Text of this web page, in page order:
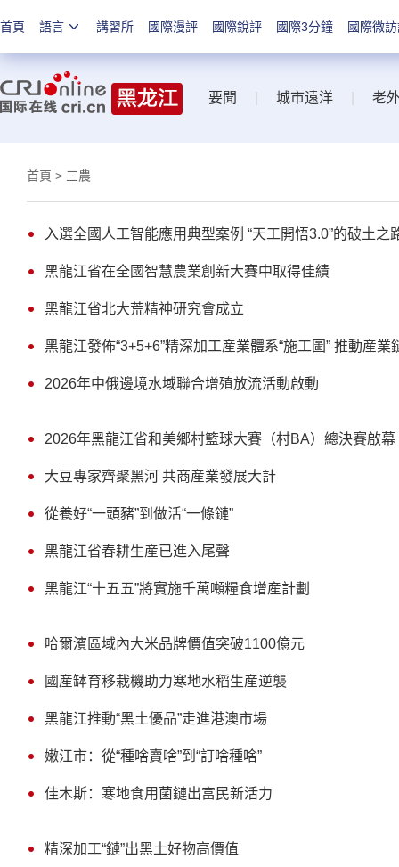
首頁 語言 講習所 國際漫評 國際銳評 國際3分鐘 國際微
要聞 城市遠洋 老
首頁 > 三農
入選全國人工智能應用典型案例 “天工開悟3.0”的破土之
黑龍江省在全國智慧農業創新大賽中取得佳績
黑龍江省北大荒精神研究會成立
黑龍江發佈“3+5+6”精深加工産業體系“施工圖” 推動産業
2026年中俄邊境水域聯合增殖放流活動啟動
2026年黑龍江省和美鄉村籃球大賽（村BA）總決賽啟幕
大豆專家齊聚黑河 共商産業發展大計
從養好“一頭豬”到做活“一條鏈”
黑龍江省春耕生産已進入尾聲
黑龍江“十五五”將實施千萬噸糧食增産計劃
哈爾濱區域內大米品牌價值突破1100億元
國産缽育移栽機助力寒地水稻生産逆襲
黑龍江推動“黑土優品”走進港澳市場
嫩江市：從“種啥賣啥”到“訂啥種啥”
佳木斯：寒地食用菌鏈出富民新活力
精深加工“鏈”出黑土好物高價值